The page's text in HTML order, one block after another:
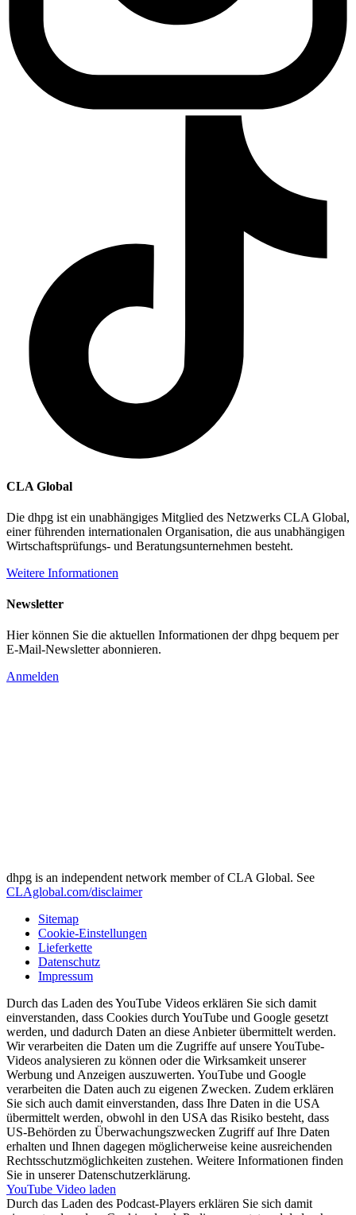
CLA Global
Die dhpg ist ein unabhängiges Mitglied des Netzwerks CLA Global,
einer führenden internationalen Organisation, die aus unabhängigen
Wirtschaftsprüfungs- und Beratungsunternehmen besteht.
Weitere Informationen
Newsletter
Hier können Sie die aktuellen Informationen der dhpg bequem per
E-Mail-Newsletter abonnieren.
Anmelden
dhpg is an independent network member of CLA Global. See
CLAglobal.com/disclaimer
Sitemap
Cookie-Einstellungen
Lieferkette
Datenschutz
Impressum
Durch das Laden des YouTube Videos erklären Sie sich damit
einverstanden, dass Cookies durch YouTube und Google gesetzt
werden, und dadurch Daten an diese Anbieter übermittelt werden.
Wir verarbeiten die Daten um die Zugriffe auf unsere YouTube-
Videos analysieren zu können oder die Wirksamkeit unserer
Werbung und Anzeigen auszuwerten. YouTube und Google
verarbeiten die Daten auch zu eigenen Zwecken. Zudem erklären
Sie sich auch damit einverstanden, dass Ihre Daten in die USA
übermittelt werden, obwohl in den USA das Risiko besteht, dass
US-Behörden zu Überwachungszwecken Zugriff auf Ihre Daten
erhalten und Ihnen dagegen möglicherweise keine ausreichenden
Rechtsschutzmöglichkeiten zustehen. Weitere Informationen finden
Sie in unserer Datenschutzerklärung.
YouTube Video laden
Durch das Laden des Podcast-Players erklären Sie sich damit